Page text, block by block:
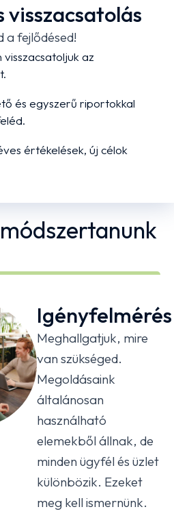
visszacsatolás
a fejlődésed!
az
és egyszerű riportokkal
értékelések, új célok
Igényfelmérés
Meghallgatjuk, mire
van szükséged.
Megoldásaink
általánosan
használható
elemekből állnak, de
minden ügyfél és üzlet
különbözik. Ezeket
meg kell ismernünk.